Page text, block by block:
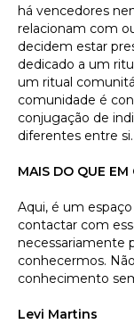
há vencedores
relacionam com
decidem estar
dedicado a um
um ritual
comunidade é
conjugação de
diferentes entre si.
MAIS DO QUE EM
Aqui, é um
contactar com
necessariamente
conhecermos.
conhecimento
Levi Martins